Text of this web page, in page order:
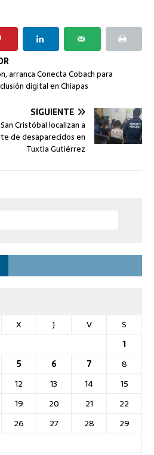
arranca Conecta Cobach para
digital en Chiapas
SIGUIENTE
Cristóbal localizan a
de desaparecidos en
Tuxtla Gutiérrez
X J V
S
1
5 6 7
8
12 13 14
15
19 20 21
22
26 27 28
29